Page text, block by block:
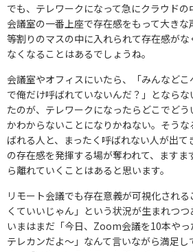
でも、テレワークになって急にクラウドの
会議室の一番上座で存在感をもって大き
等割りのマスの中に入れられて存在感が
なくなることはあるでしょうね。
会議室やオフィスにいたら、「みんなど
で俺だけ呼ばれていないんだ？」となら
たのが、テレワークになったらどこでど
かわからないことになりかねない。そう
ばれる人と、まったく呼ばれない人が出
の存在感を発揮する場が奪われて、ます
ら離れていくことはあると思います。
リモート会議でも存在意義が可視化され
くていいじゃん」という状況が生まれつつ
いまはまだ「今日、Zoom会議を10本やっ
テレカンだよ～」なんて言いながら満足